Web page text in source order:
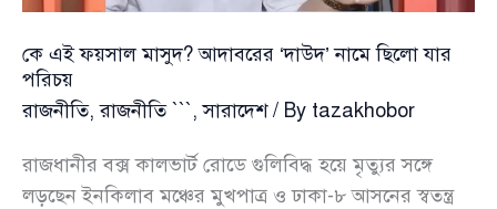
কে এই ফয়সাল মাসুদ? আদাবরের ‘দাউদ’ নামে ছিলো যার
পরিচয়
রাজনীতি,রাজনীতি ```,সারাদেশ/ By tazakhobor
রাজধানীর বক্স কালভার্ট রোডে গুলিবিদ্ধ হয়ে মৃত্যুর সঙ্গে
লড়ছেন ইনকিলাব মঞ্চের মুখপাত্র ও ঢাকা-৮ আসনের স্বতন্ত্র